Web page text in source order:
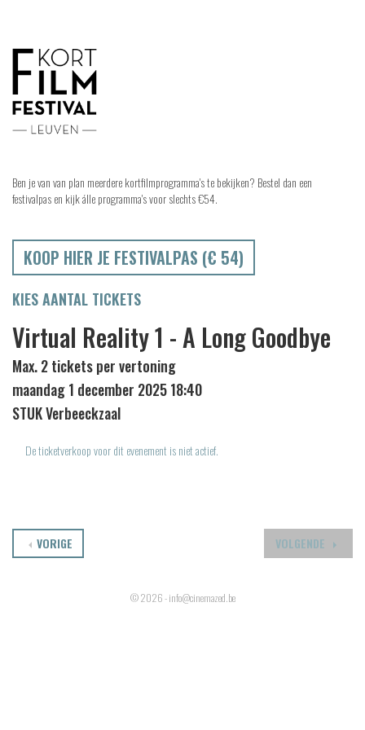
Ben je van van plan meerdere kortfilmprogramma's te bekijken? Bestel dan een
festivalpas en kijk álle programma's voor slechts €54.
KOOP HIER JE FESTIVALPAS (€ 54)
KIES AANTAL TICKETS
Virtual Reality 1 - A Long Goodbye
Max. 2 tickets per vertoning
maandag 1 december 2025 18:40
STUK Verbeeckzaal
De ticketverkoop voor dit evenement is niet actief.
VOLGENDE
VORIGE
© 2026 - info@cinemazed.be